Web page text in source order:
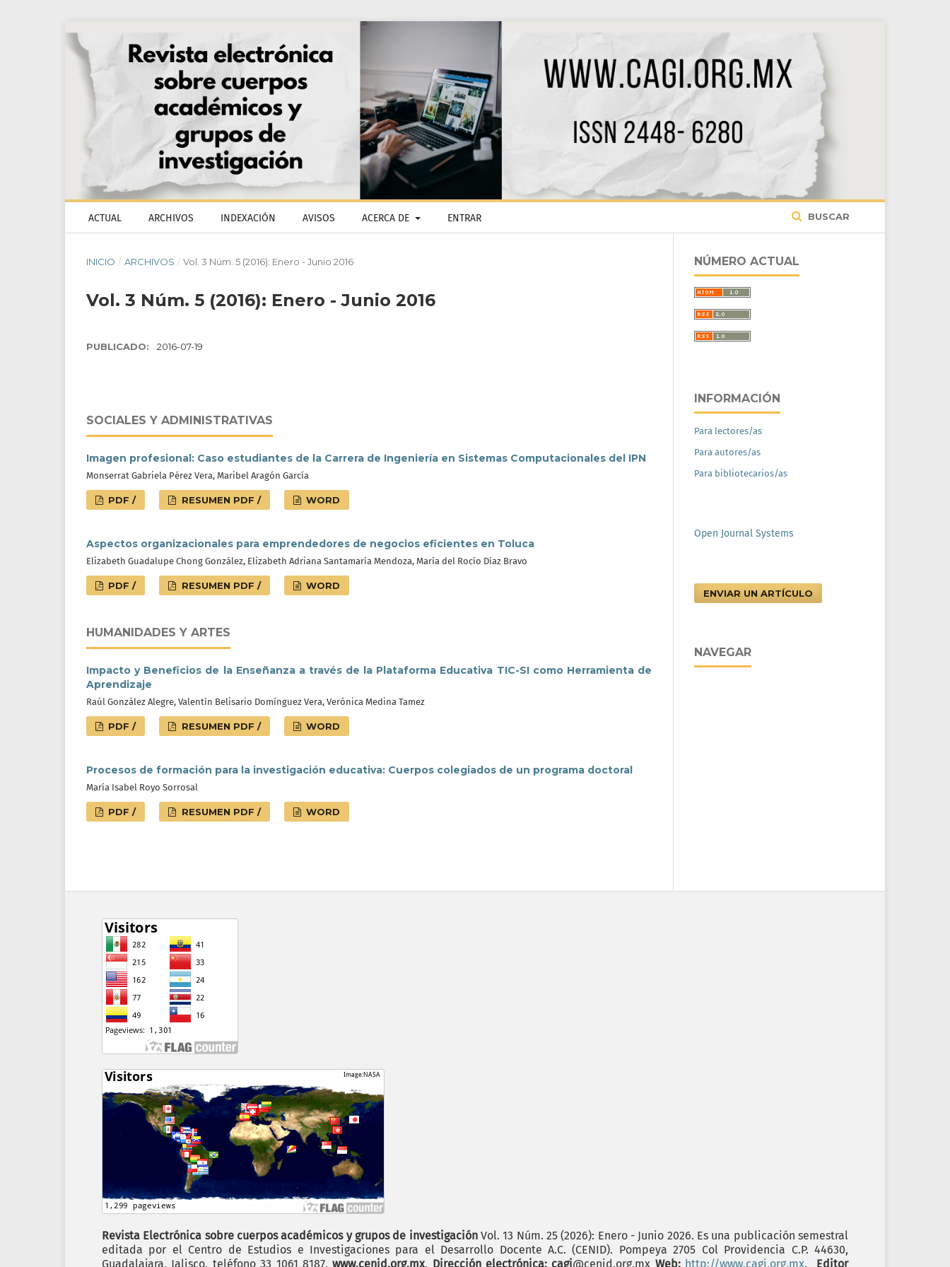
ACTUAL ARCHIVOS INDEXACIÓN AVISOS ACERCA DE ENTRAR BUSCAR
INICIO / ARCHIVOS / Vol. 3 Núm. 5 (2016): Enero - Junio 2016
Vol. 3 Núm. 5 (2016): Enero - Junio 2016
PUBLICADO: 2016-07-19
SOCIALES Y ADMINISTRATIVAS
Imagen profesional: Caso estudiantes de la Carrera de Ingeniería en Sistemas Computacionales del IPN
Monserrat Gabriela Pérez Vera, Maribel Aragón García
PDF / RESUMEN PDF / WORD
Aspectos organizacionales para emprendedores de negocios eficientes en Toluca
Elizabeth Guadalupe Chong González, Elizabeth Adriana Santamaría Mendoza, María del Rocío Díaz Bravo
PDF / RESUMEN PDF / WORD
HUMANIDADES Y ARTES
Impacto y Beneficios de la Enseñanza a través de la Plataforma Educativa TIC-SI como Herramienta de
Aprendizaje
Raúl González Alegre, Valentín Belisario Domínguez Vera, Verónica Medina Tamez
PDF / RESUMEN PDF / WORD
Procesos de formación para la investigación educativa: Cuerpos colegiados de un programa doctoral
María Isabel Royo Sorrosal
PDF / RESUMEN PDF / WORD
NÚMERO ACTUAL
INFORMACIÓN
Para lectores/as
Para autores/as
Para bibliotecarios/as
Open Journal Systems
ENVIAR UN ARTÍCULO
NAVEGAR
Revista Electrónica sobre cuerpos académicos y grupos de investigaciónVol. 13 Núm. 25 (2026): Enero - Junio 2026. Es una publicación semestral
editada por el Centro de Estudios e Investigaciones para el Desarrollo Docente A.C. (CENID). Pompeya 2705 Col Providencia C.P. 44630,
Guadalajara, Jalisco, teléfono 33 1061 8187.www.cenid.org.mx. Dirección electrónica: cagi@cenid.org.mx Web: http://www.cagi.org.mx. Editor